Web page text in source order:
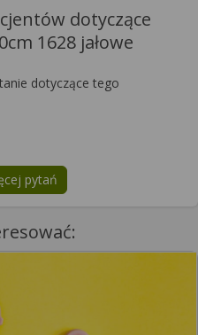
dotyczące
1628 jałowe
dotyczące tego
pytań
tematPlast.TEGADERM